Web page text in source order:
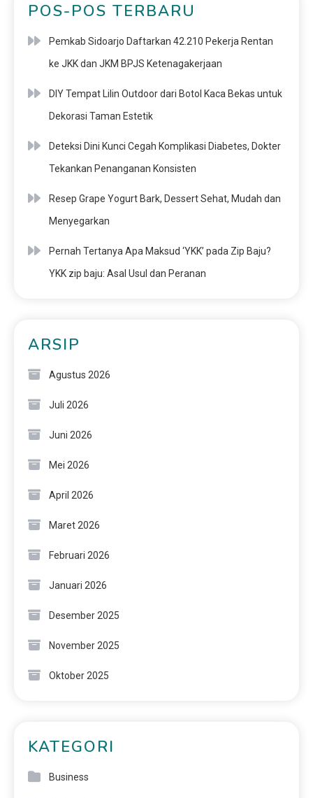
POS-POS TERBARU
Pemkab Sidoarjo Daftarkan 42.210 Pekerja Rentan
ke JKK dan JKM BPJS Ketenagakerjaan
DIY Tempat Lilin Outdoor dari Botol Kaca Bekas untuk
Dekorasi Taman Estetik
Deteksi Dini Kunci Cegah Komplikasi Diabetes, Dokter
Tekankan Penanganan Konsisten
Resep Grape Yogurt Bark, Dessert Sehat, Mudah dan
Menyegarkan
Pernah Tertanya Apa Maksud ‘YKK’ pada Zip Baju?
YKK zip baju: Asal Usul dan Peranan
ARSIP
Agustus 2026
Juli 2026
Juni 2026
Mei 2026
April 2026
Maret 2026
Februari 2026
Januari 2026
Desember 2025
November 2025
Oktober 2025
KATEGORI
Business